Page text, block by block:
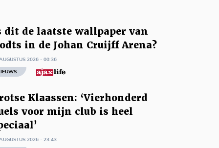
dit de laatste wallpaper van
in de Johan Cruijff Arena?
2026 - 00:36
Klaassen: ‘Vierhonderd
voor mijn club is heel
2026 - 23:43